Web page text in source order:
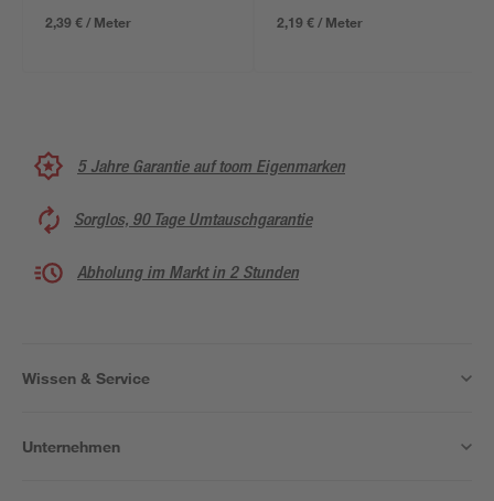
2,39 € / Meter 2,19 € / Meter
5 Jahre Garantie auf toom Eigenmarken
Sorglos, 90 Tage Umtauschgarantie
Abholung im Markt in 2 Stunden
Wissen & Service
Unternehmen